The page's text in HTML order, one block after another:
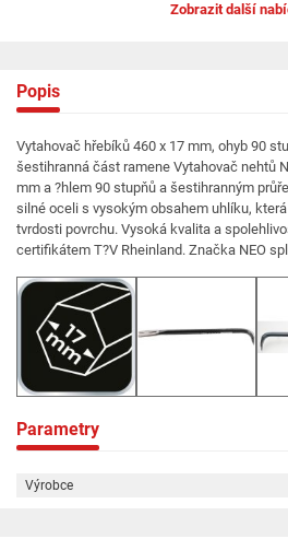
Zobrazit další
Popis
Vytahovač hřebíků 460 x 17 mm, ohyb 90
šestihranná část ramene Vytahovač nehtů
mm a ?hlem 90 stupňů a šestihranným
silné oceli s vysokým obsahem uhlíku,
tvrdosti povrchu. Vysoká kvalita a
certifikátem T?V Rheinland. Značka NEO
Parametry
Výrobce